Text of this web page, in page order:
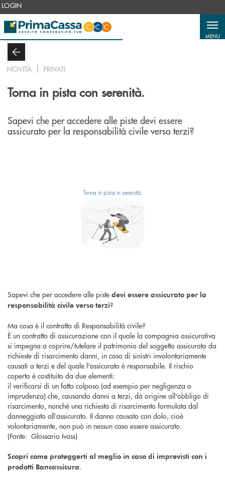
Salta al contenuto principale
LOGIN
MENU
NOVITÀ PRIVATI
Torna in pista con serenità.
Sapevi che per accedere alle piste devi essere
assicurato per la responsabilità civile verso terzi?
Sapevi che per accedere alle piste devi essere assicurato per la
responsabilità civile verso terzi?
Ma cosa è il contratto di Responsabilità civile?
È un contratto di assicurazione con il quale la compagnia assicurativa
si impegna a coprire/tutelare il patrimonio del soggetto assicurato da
richieste di risarcimento danni, in caso di sinistri involontariamente
causati a terzi e del quale l'assicurato è responsabile. Il rischio
coperto è costituito da due elementi:
il verificarsi di un fatto colposo (ad esempio per negligenza o
imprudenza) che, causando danni a terzi, dà origine all'obbligo di
risarcimento, nonché una richiesta di risarcimento formulata dal
danneggiato all’assicurato. Il danno causato con dolo, cioè
volontariamente, non può in nessun caso essere assicurato.
(Fonte: Glossario Ivass)
Scopri come proteggerti al meglio in caso di imprevisti con i
prodotti Bancassicura.